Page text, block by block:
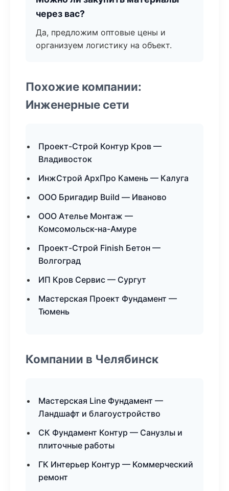
через вас?
Да, предложим оптовые цены и
организуем логистику на объект.
Похожие компании:
Инженерные сети
Проект-Строй Контур Кров —
Владивосток
ИнжСтрой АрхПро Камень — Калуга
ООО Бригадир Build — Иваново
ООО Ателье Монтаж —
Комсомольск-на-Амуре
Проект-Строй Finish Бетон —
Волгоград
ИП Кров Сервис — Сургут
Мастерская Проект Фундамент —
Тюмень
Компании в Челябинск
Мастерская Line Фундамент —
Ландшафт и благоустройство
СК Фундамент Контур — Санузлы и
плиточные работы
ГК Интерьер Контур — Коммерческий
ремонт